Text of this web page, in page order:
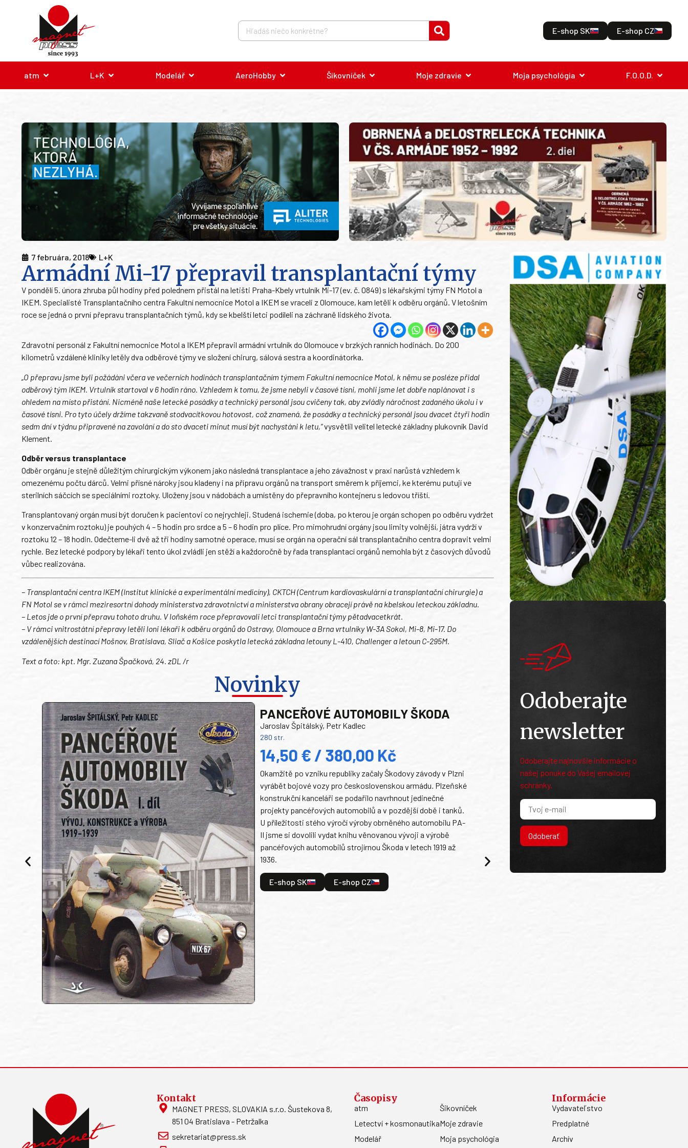
E-shop SK E-shop CZ
atm L+K Modelář AeroHobby Šikovníček Moje zdravie Moja psychológia F.O.O.D.
7 februára, 2018 L+K
Armádní Mi-17 přepravil transplantační týmy
V pondělí 5. února zhruba půl hodiny před polednem přistál na letišti Praha-Kbely vrtulník Mi-17 (ev. č. 0849) s lékařskými týmy FN Motol a
IKEM. Specialisté Transplantačního centra Fakultní nemocnice Motol a IKEM se vraceli z Olomouce, kam letěli k odběru orgánů. V letošním
roce se jedná o první přepravu transplantačních týmů, kdy se kbelští letci podíleli na záchraně lidského života.
Zdravotní personál z Fakultní nemocnice Motol a IKEM přepravil armádní vrtulník do Olomouce v brzkých ranních hodinách. Do 200
kilometrů vzdálené kliniky letěly dva odběrové týmy ve složení chirurg, sálová sestra a koordinátorka.
„O přepravu jsme byli požádáni včera ve večerních hodinách transplantačním týmem Fakultní nemocnice Motol, k němu se posléze přidal
odběrový tým IKEM. Vrtulník startoval v 6 hodin ráno. Vzhledem k tomu, že jsme nebyli v časové tísni, mohli jsme let dobře naplánovat i s
ohledem na místo přistání. Nicméně naše letecké posádky a technický personál jsou cvičeny tak, aby zvládly náročnost zadaného úkolu i v
časové tísni. Pro tyto účely držíme takzvaně stodvacítkovou hotovost, což znamená, že posádky a technický personál jsou dvacet čtyři hodin
sedm dní v týdnu připravené na zavolání a do sto dvaceti minut musí být nachystáni k letu,“vysvětlil velitel letecké základny plukovník David
Klement.
Odběr versus transplantace
Odběr orgánu je stejně důležitým chirurgickým výkonem jako následná transplantace a jeho závažnost v praxi narůstá vzhledem k
omezenému počtu dárců. Velmi přísné nároky jsou kladeny i na přípravu orgánů na transport směrem k příjemci, ke kterému putují ve
sterilních sáčcích se speciálními roztoky. Uloženy jsou v nádobách a umístěny do přepravního kontejneru s ledovou tříští.
Transplantovaný orgán musí být doručen k pacientovi co nejrychleji. Studená ischemie (doba, po kterou je orgán schopen po odběru vydržet
v konzervačním roztoku) je pouhých 4 – 5 hodin pro srdce a 5 – 6 hodin pro plíce. Pro mimohrudní orgány jsou limity volnější, játra vydrží v
roztoku 12 – 18 hodin. Odečteme-li dvě až tři hodiny samotné operace, musí se orgán na operační sál transplantačního centra dopravit velmi
rychle. Bez letecké podpory by lékaři tento úkol zvládli jen stěží a každoročně by řada transplantací orgánů nemohla být z časových důvodů
vůbec realizována.
– Transplantační centra IKEM (Institut klinické a experimentální medicíny), CKTCH (Centrum kardiovaskulární a transplantační chirurgie) a
FN Motol se v rámci meziresortní dohody ministerstva zdravotnictví a ministerstva obrany obracejí právě na kbelskou leteckou základnu.
– Letos jde o první přepravu tohoto druhu. V loňském roce přepravovali letci transplantační týmy pětadvacetkrát.
– V rámci vnitrostátní přepravy letěli loni lékaři k odběru orgánů do Ostravy, Olomouce a Brna vrtulníky W-3A Sokol, Mi-8, Mi-17. Do
vzdálenějších destinací Mošnov, Bratislava, Sliač a Košice poskytla letecká základna letouny L-410, Challenger a letoun C-295M.
Text a foto: kpt. Mgr. Zuzana Špačková, 24. zDL /r
Novinky
PANCEŘOVÉ AUTOMOBILY ŠKODA
Jaroslav Špitálský, Petr Kadlec
280 str.
14,50 € / 380,00 Kč
Okamžitě po vzniku republiky začaly Škodovy závody v Plzni
vyrábět bojové vozy pro československou armádu. Plzeňské
konstrukční kanceláři se podařilo navrhnout jedinečné
projekty pancéřových automobilů a v pozdější době i tanků.
U příležitosti stého výročí výroby obrněného automobilu PA-
II jsme si dovolili vydat knihu věnovanou vývoji a výrobě
pancéřových automobilů strojírnou Škoda v letech 1919 až
1936.
E-shop SK E-shop CZ
Odoberajte
newsletter
Odoberajte najnovšie informácie o
našej ponuke do Vašej emailovej
schránky.
Odoberať
Kontakt
MAGNET PRESS, SLOVAKIA s.r.o. Šustekova 8,
851 04 Bratislava - Petržalka
sekretariat@press.sk
Časopisy
atm
Letectví + kosmonautika
Modelář
Šikovníček
Moje zdravie
Moja psychológia
Informácie
Vydavateľstvo
Predplatné
Archív